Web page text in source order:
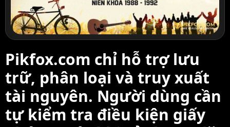
Pikfox.com chỉ hỗ trợ lưu
trữ, phân loại và truy xuất
tài nguyên. Người dùng cần
tự kiểm tra điều kiện giấy